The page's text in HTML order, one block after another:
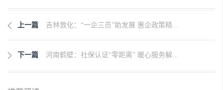
上一篇 吉林敦化：“一企三员”助发展 惠企政策精...
下一篇 河南鹤壁：社保认证“零距离” 暖心服务解...